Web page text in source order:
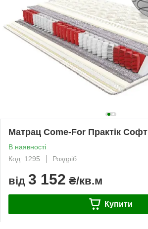
Матрац Come-For Практік Софт
В наявності
Код: 1295
Роздріб
від 3 152 ₴/кв.м
Купити